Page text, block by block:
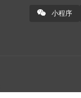
小程序